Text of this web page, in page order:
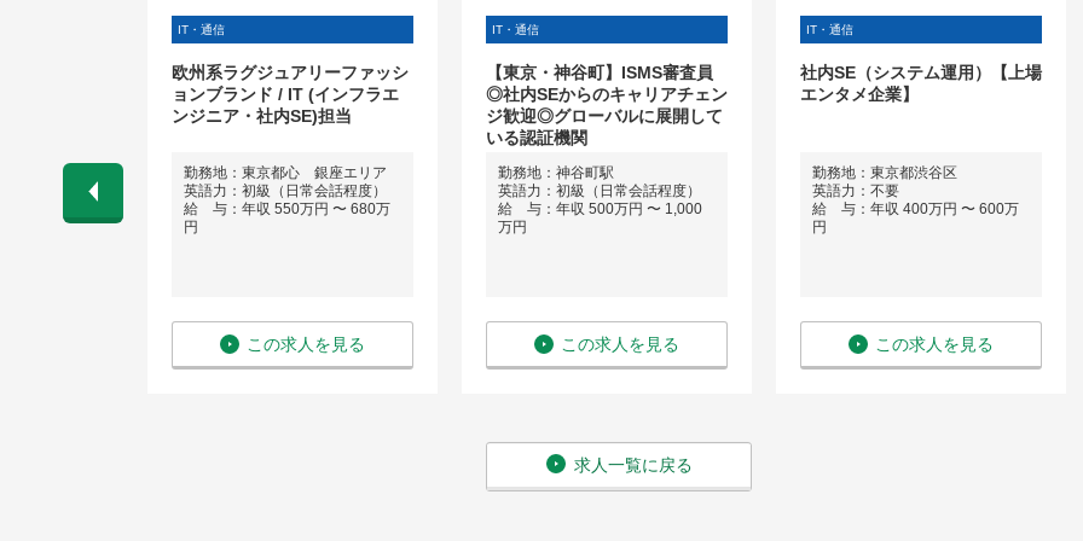
IT・通信
欧州系ラグジュアリーファッシ
ョンブランド / IT (インフラエ
ンジニア・社内SE)担当
勤務地：東京都心 銀座エリア
英語力：初級（日常会話程度）
給 与：年収 550万円 〜 680万
円
この求人を見る
IT・通信
【東京・神谷町】ISMS審査員
◎社内SEからのキャリアチェン
ジ歓迎◎グローバルに展開して
いる認証機関
勤務地：神谷町駅
英語力：初級（日常会話程度）
給 与：年収 500万円 〜 1,000
万円
この求人を見る
IT・通信
社内SE（システム運用）【上場
エンタメ企業】
勤務地：東京都渋谷区
英語力：不要
給 与：年収 400万円 〜 600万
円
この求人を見る
求人一覧に戻る